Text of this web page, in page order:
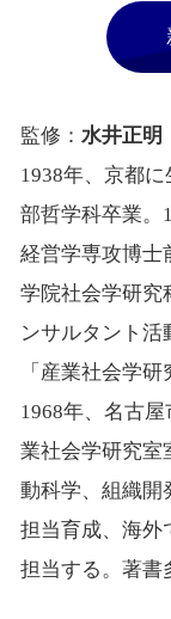
監修： 水井正明
1938年、京都
部哲学科卒業。
経営学専攻博士
学院社会学研究
ンサルタント活
「産業社会学研
1968年、名古
業社会学研究室
動科学、組織開
担当育成、海外
担当する。著書